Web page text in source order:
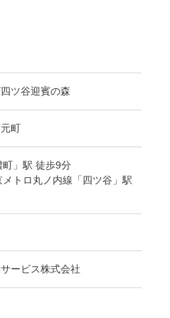
ツ谷迎賓の森
町
」駅 徒歩9分
トロ丸ノ内線「四ツ谷」駅
ービス株式会社